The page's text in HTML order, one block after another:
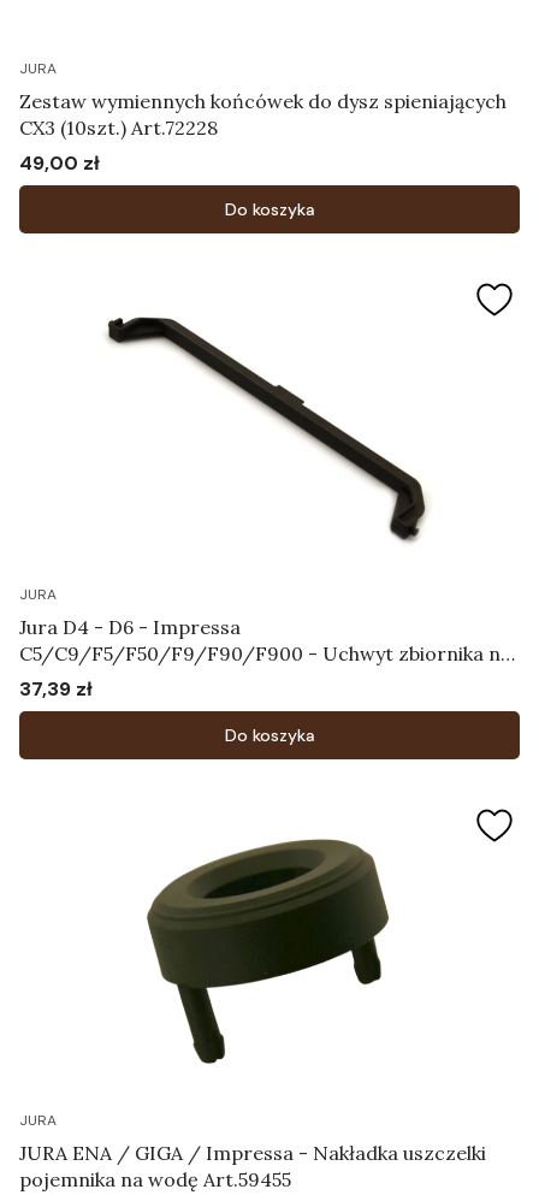
JURA
Zestaw wymiennych końcówek do dysz spieniających
CX3 (10szt.) Art.72228
Cena
49,00 zł
Do koszyka
JURA
Jura D4 - D6 - Impressa
C5/C9/F5/F50/F9/F90/F900 - Uchwyt zbiornika na
wodę Art.61830
Cena
37,39 zł
Do koszyka
JURA
JURA ENA / GIGA / Impressa - Nakładka uszczelki
pojemnika na wodę Art.59455